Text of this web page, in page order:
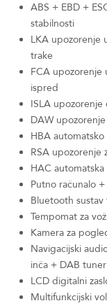
ABS + EBD +
stabilnosti
LKA upozorenje
trake
FCA upozorenje
ispred
ISLA
DAW
HBA
RSA upozorenje
HAC
Putno računalo
Bluetooth sustav
Tempomat za
Kamera za
Navigacijski
inča + DAB
LCD digitalni
Multifunkcijski